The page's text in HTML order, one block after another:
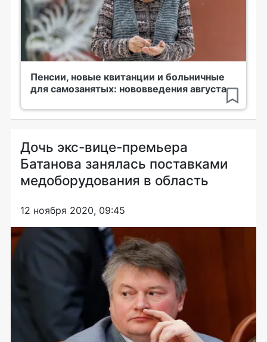
Пенсии, новые квитанции и больничные
для самозанятых: нововведения августа
Дочь экс-вице-премьера
Батанова занялась поставками
медоборудования в область
12 ноября 2020, 09:45